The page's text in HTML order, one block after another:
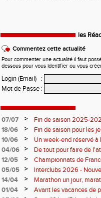
les
Commentez cette actualité
Pour commenter une actualité il faut
dessous pour vous identifier ou vous
Login (Email)
:
Mot de Passe :
07/07 >
Fin de saison 2025-
18/06
>
Fin de saison pour les
10/06
>
Un week-end réservé à
04/06
>
De tout pour faire de
monde souriant
12/05 >
Championnats de
Soirées piste
05/05 >
Interclubs 2026 -
résultats
14/04 >
Marathon un jour,
01/04
>
Avant les vacances de